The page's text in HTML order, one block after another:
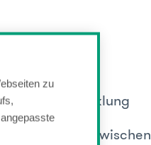
zu
Entwicklung
von Daten zwischen